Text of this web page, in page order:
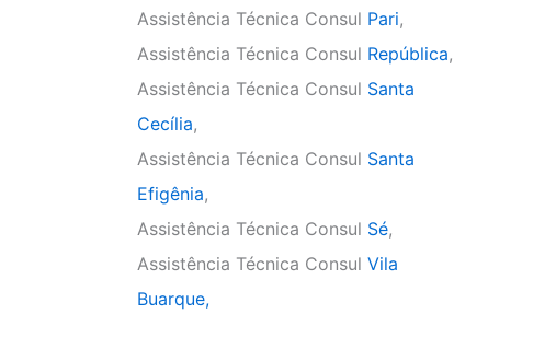
Assistência Técnica Consul Pari,
Assistência Técnica Consul República,
Assistência Técnica Consul Santa
Cecília,
Assistência Técnica Consul Santa
Efigênia,
Assistência Técnica Consul Sé,
Assistência Técnica Consul Vila
Buarque,